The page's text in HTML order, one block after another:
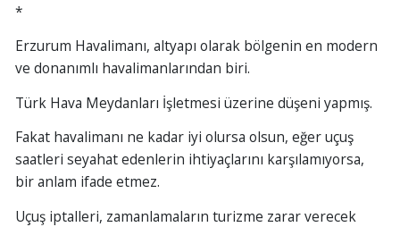
*
Erzurum Havalimanı, altyapı olarak bölgenin en modern
ve donanımlı havalimanlarından biri.
Türk Hava Meydanları İşletmesi üzerine düşeni yapmış.
Fakat havalimanı ne kadar iyi olursa olsun, eğer uçuş
saatleri seyahat edenlerin ihtiyaçlarını karşılamıyorsa,
bir anlam ifade etmez.
Uçuş iptalleri, zamanlamaların turizme zarar verecek